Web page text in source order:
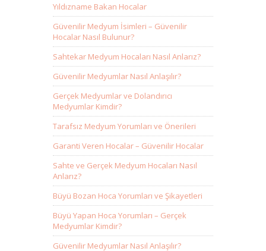
Yıldızname Bakan Hocalar
Güvenilir Medyum İsimleri – Güvenilir
Hocalar Nasıl Bulunur?
Sahtekar Medyum Hocaları Nasıl Anlarız?
Güvenilir Medyumlar Nasıl Anlaşılır?
Gerçek Medyumlar ve Dolandırıcı
Medyumlar Kimdir?
Tarafsız Medyum Yorumları ve Önerileri
Garanti Veren Hocalar – Güvenilir Hocalar
Sahte ve Gerçek Medyum Hocaları Nasıl
Anlarız?
Büyü Bozan Hoca Yorumları ve Şikayetleri
Büyü Yapan Hoca Yorumları – Gerçek
Medyumlar Kimdir?
Güvenilir Medyumlar Nasıl Anlaşılır?